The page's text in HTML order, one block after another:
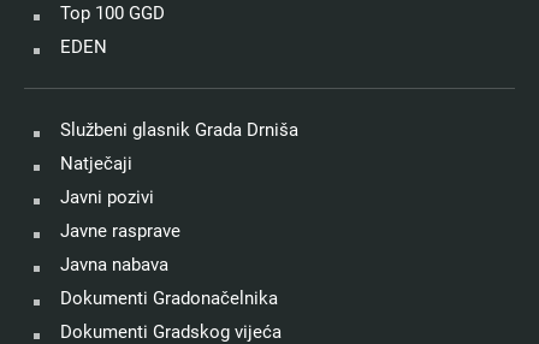
Top 100 GGD
EDEN
Službeni glasnik Grada Drniša
Natječaji
Javni pozivi
Javne rasprave
Javna nabava
Dokumenti Gradonačelnika
Dokumenti Gradskog vijeća